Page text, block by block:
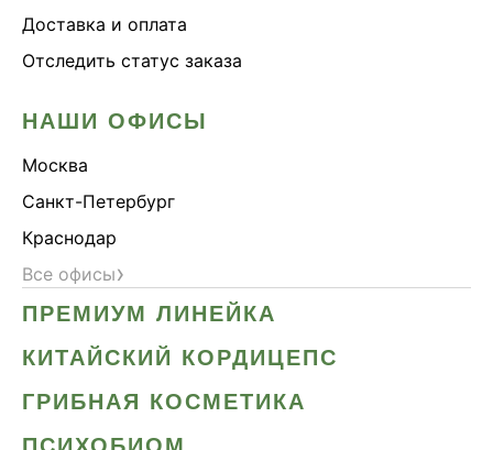
Доставка и оплата
Отследить статус заказа
НАШИ ОФИСЫ
Москва
Санкт-Петербург
Краснодар
Все офисы›
ПРЕМИУМ ЛИНЕЙКА
КИТАЙСКИЙ КОРДИЦЕПС
ГРИБНАЯ КОСМЕТИКА